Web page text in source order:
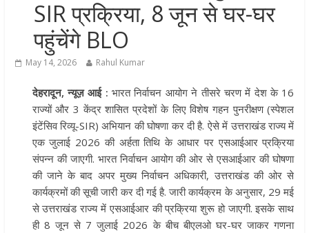
SIR प्रक्रिया, 8 जून से घर-घर
पहुंचेंगे BLO
May 14, 2026 Rahul Kumar
देहरादून, न्यूज़ आई : भारत निर्वाचन आयोग ने तीसरे चरण में देश के 16
राज्यों और 3 केंद्र शासित प्रदेशों के लिए विशेष गहन पुनरीक्षण (स्पेशल
इंटेंसिव रिव्यू-SIR) अभियान की घोषणा कर दी है. ऐसे में उत्तराखंड राज्य में
एक जुलाई 2026 की अर्हता तिथि के आधार पर एसआईआर प्रक्रिया
संपन्न की जाएगी. भारत निर्वाचन आयोग की ओर से एसआईआर की घोषणा
की जाने के बाद अपर मुख्य निर्वाचन अधिकारी, उत्तराखंड की ओर से
कार्यक्रमों की सूची जारी कर दी गई है. जारी कार्यक्रम के अनुसार, 29 मई
से उत्तराखंड राज्य में एसआईआर की प्रक्रिया शुरू हो जाएगी. इसके साथ
ही 8 जून से 7 जुलाई 2026 के बीच बीएलओ घर-घर जाकर गणना